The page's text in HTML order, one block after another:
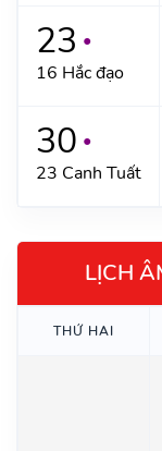
23 ●
16 Hắc đạo
30 ●
23 Canh Tuất
LỊCH
THỨ HAI